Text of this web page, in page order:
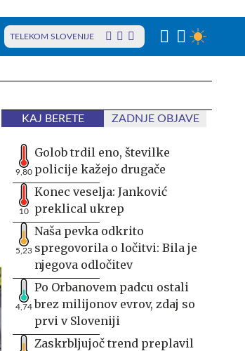
TELEKOM SLOVENIJE
KAJ BERETE ZADNJE OBJAVE
9,80
Golob trdil eno, številke
policije kažejo drugače
10
Konec veselja: Janković
preklical ukrep
5,23
Naša pevka odkrito
spregovorila o ločitvi: Bila je
njegova odločitev
4,74
Po Orbanovem padcu ostali
brez milijonov evrov, zdaj so
prvi v Sloveniji
Zaskrbljujoč trend preplavil